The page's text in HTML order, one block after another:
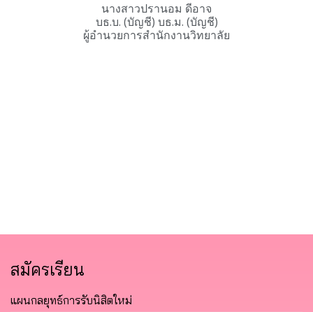
นางสาวปรานอม ดีอาจ
บธ.บ. (บัญชี) บธ.ม. (บัญชี)
ผู้อำนวยการสำนักงานวิทยาลัย
สมัครเรียน
แผนกลยุทธ์การรับนิสิตใหม่